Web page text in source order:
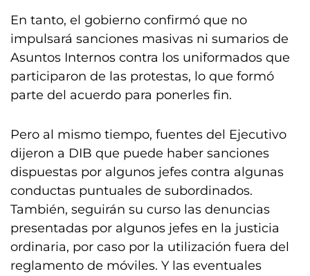
En tanto, el gobierno confirmó que no
impulsará sanciones masivas ni sumarios de
Asuntos Internos contra los uniformados que
participaron de las protestas, lo que formó
parte del acuerdo para ponerles fin.
Pero al mismo tiempo, fuentes del Ejecutivo
dijeron a DIB que puede haber sanciones
dispuestas por algunos jefes contra algunas
conductas puntuales de subordinados.
También, seguirán su curso las denuncias
presentadas por algunos jefes en la justicia
ordinaria, por caso por la utilización fuera del
reglamento de móviles. Y las eventuales